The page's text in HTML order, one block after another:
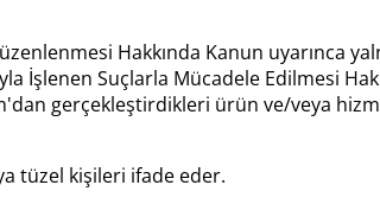
Hakkında Kanun uyarınca
İşlenen Suçlarla Mücadele Edilmesi
gerçekleştirdikleri ürün ve/veya
tüzel kişileri ifade eder.